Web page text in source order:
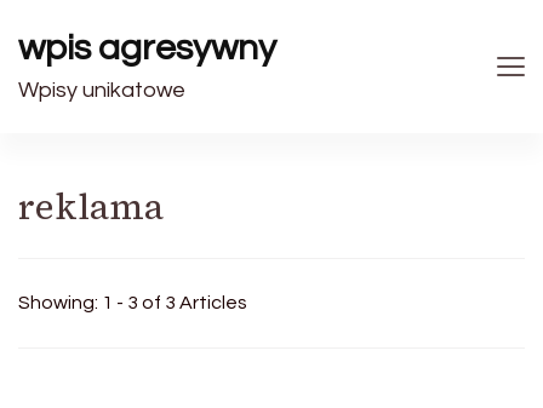
wpis agresywny
Wpisy unikatowe
reklama
Showing: 1 - 3 of 3 Articles